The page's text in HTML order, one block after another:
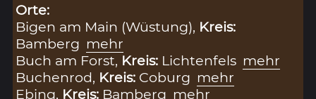
Orte:
Bigen am Main (Wüstung), Kreis:
Bamberg mehr
Buch am Forst, Kreis: Lichtenfels mehr
Buchenrod, Kreis: Coburg mehr
Ebing, Kreis: Bamberg mehr